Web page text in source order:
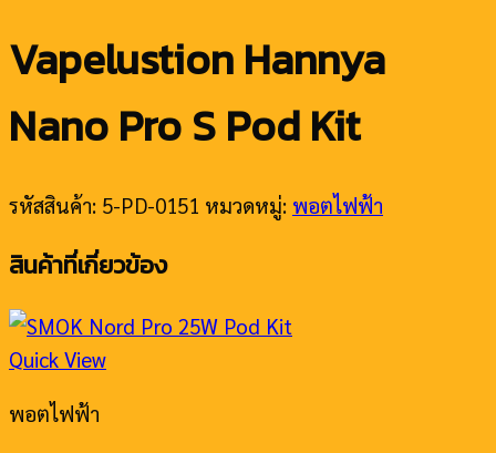
Vapelustion Hannya
Nano Pro S Pod Kit
รหัสสินค้า: 5-PD-0151 หมวดหมู่: พอตไฟฟ้า
สินค้าที่เกี่ยวข้อง
Quick View
พอตไฟฟ้า